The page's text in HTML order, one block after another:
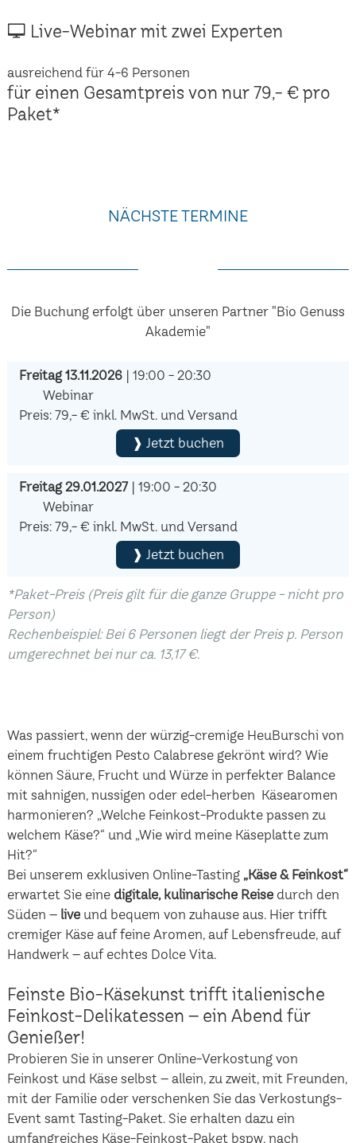
🖵 Live-Webinar mit zwei Experten
ausreichend für 4-6 Personen
für einen Gesamtpreis von nur 79,- € pro
Paket*
NÄCHSTE TERMINE
Die Buchung erfolgt über unseren Partner "Bio Genuss
Akademie"
Freitag 13.11.2026| 19:00 - 20:30
Webinar
Preis: 79,- € inkl. MwSt. und Versand
❱ Jetzt buchen
Freitag 29.01.2027| 19:00 - 20:30
Webinar
Preis: 79,- € inkl. MwSt. und Versand
❱ Jetzt buchen
*Paket-Preis (Preis gilt für die ganze Gruppe - nicht pro
Person)
Rechenbeispiel: Bei 6 Personen liegt der Preis p. Person
umgerechnet bei nur ca. 13,17 €.
Was passiert, wenn der würzig-cremige HeuBurschi von
einem fruchtigen Pesto Calabrese gekrönt wird? Wie
können Säure, Frucht und Würze in perfekter Balance
mit sahnigen, nussigen oder edel-herben Käsearomen
harmonieren? „Welche Feinkost-Produkte passen zu
welchem Käse?“ und „Wie wird meine Käseplatte zum
Hit?“
Bei unserem exklusiven Online-Tasting „Käse & Feinkost“
erwartet Sie eine digitale, kulinarische Reisedurch den
Süden – live und bequem von zuhause aus. Hier trifft
cremiger Käse auf feine Aromen, auf Lebensfreude, auf
Handwerk – auf echtes Dolce Vita.
Feinste Bio-Käsekunst trifft italienische
Feinkost-Delikatessen – ein Abend für
Genießer!
Probieren Sie in unserer Online-Verkostung von
Feinkost und Käse selbst – allein, zu zweit, mit Freunden,
mit der Familie oder verschenken Sie das Verkostungs-
Event samt Tasting-Paket. Sie erhalten dazu ein
umfangreiches Käse-Feinkost-Paket bspw. nach